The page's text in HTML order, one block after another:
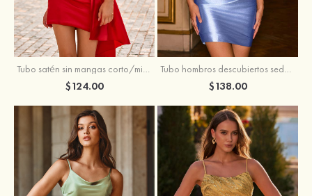
Tubo satén sin mangas corto/mini vestido para homecoming
$124.00
Tubo hombros descubiertos seda como el satén corto vestido para homecoming
$138.00